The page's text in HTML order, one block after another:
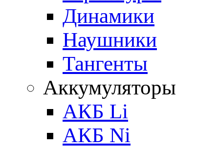
Динамики
Наушники
Тангенты
Аккумуляторы
АКБ Li
АКБ Ni